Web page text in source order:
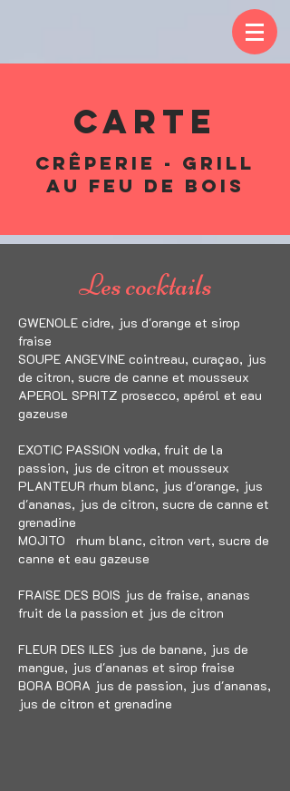
Carte
Crêperie - Grill
au feu de bois
Les cocktails
GWENOLE cidre, jus d'orange et sirop
fraise
SOUPE ANGEVINE cointreau, curaçao, jus
de citron, sucre de canne et mousseux
APEROL SPRITZ prosecco, apérol et eau
gazeuse
EXOTIC PASSION vodka, fruit de la
passion, jus de citron et mousseux
PLANTEUR rhum blanc, jus d'orange, jus
d'ananas, jus de citron, sucre de canne et
grenadine
MOJITO rhum blanc, citron vert, sucre de
canne et eau gazeuse
FRAISE DES BOIS jus de fraise, ananas
fruit de la passion et jus de citron
FLEUR DES ILES jus de banane, jus de
mangue, jus d'ananas et sirop fraise
BORA BORA jus de passion, jus d'ananas,
jus de citron et grenadine